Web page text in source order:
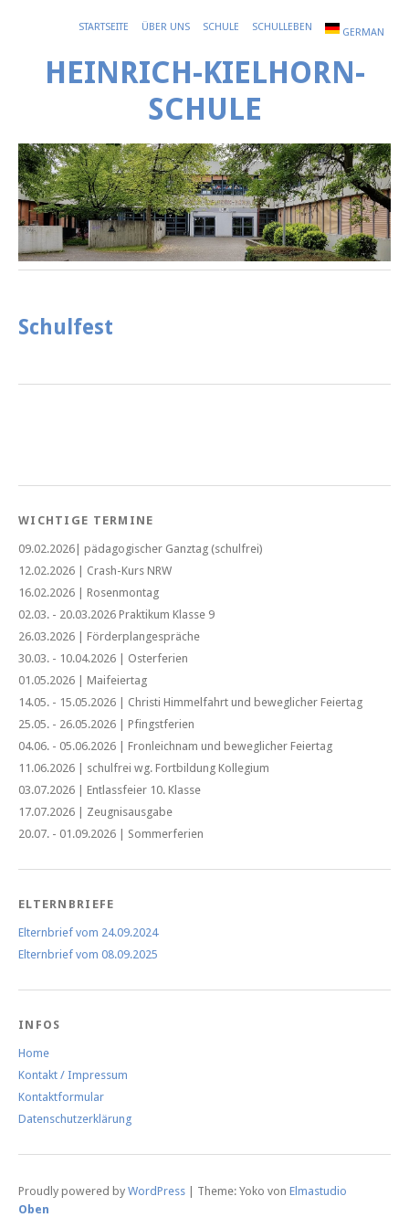
STARTSEITE ÜBER UNS SCHULE SCHULLEBEN GERMAN
HEINRICH-KIELHORN-
SCHULE
Schulfest
WICHTIGE TERMINE
09.02.2026| pädagogischer Ganztag (schulfrei)
12.02.2026 | Crash-Kurs NRW
16.02.2026 | Rosenmontag
02.03. - 20.03.2026 Praktikum Klasse 9
26.03.2026 | Förderplangespräche
30.03. - 10.04.2026 | Osterferien
01.05.2026 | Maifeiertag
14.05. - 15.05.2026 | Christi Himmelfahrt und beweglicher Feiertag
25.05. - 26.05.2026 | Pfingstferien
04.06. - 05.06.2026 | Fronleichnam und beweglicher Feiertag
11.06.2026 | schulfrei wg. Fortbildung Kollegium
03.07.2026 | Entlassfeier 10. Klasse
17.07.2026 | Zeugnisausgabe
20.07. - 01.09.2026 | Sommerferien
ELTERNBRIEFE
Elternbrief vom 24.09.2024
Elternbrief vom 08.09.2025
INFOS
Home
Kontakt / Impressum
Kontaktformular
Datenschutzerklärung
Proudly powered by WordPress Theme: Yoko von Elmastudio
Oben